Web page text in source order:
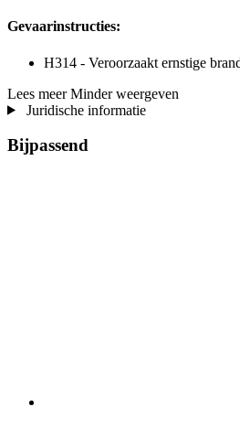
Gevaarinstructies:
H314 - Veroorzaakt ernstige
Lees meer Minder weergeven
Juridische informatie
Bijpassend